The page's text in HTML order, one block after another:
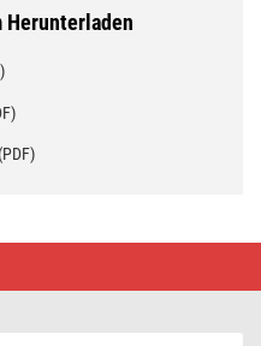
Herunterladen
(PDF)